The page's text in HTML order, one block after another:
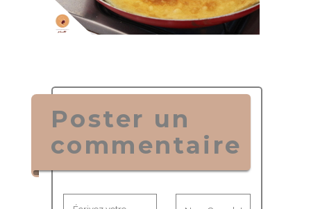
Poster un
commentaire